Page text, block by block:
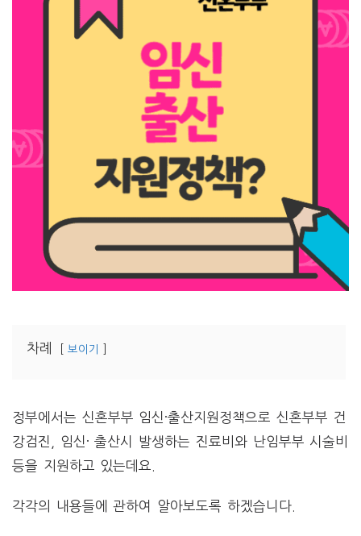
차례 보이기
정부에서는 신혼부부 임신·출산지원정책으로 신혼부부 건
강검진, 임신· 출산시 발생하는 진료비와 난임부부 시술비
등을 지원하고 있는데요.
각각의 내용들에 관하여 알아보도록 하겠습니다.